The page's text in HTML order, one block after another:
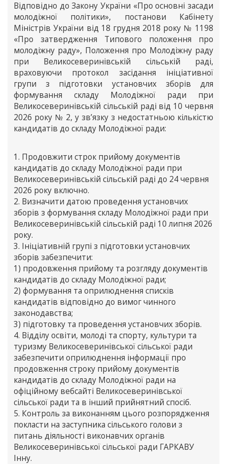
Відповідно до Закону України «Про основні засади
молодіжної політики», постанови Кабінету
Міністрів України від 18 грудня 2018 року № 1198
«Про затвердження Типового положення про
молодіжну раду», Положення про Молодіжну раду
при Великосеверинівській сільській раді,
враховуючи протокол засідання ініціативної
групи з підготовки установчих зборів для
формування складу Молодіжної ради при
Великосеверинівській сільській раді від 10 червня
2026 року № 2, у зв’язку з недостатньою кількістю
кандидатів до складу Молодіжної ради:
1. Продовжити строк прийому документів
кандидатів до складу Молодіжної ради при
Великосеверинівській сільській раді до 24 червня
2026 року включно.
2. Визначити датою проведення установчих
зборів з формування складу Молодіжної ради при
Великосеверинівській сільській раді 10 липня 2026
року.
3. Ініціативній групі з підготовки установчих
зборів забезпечити:
1) продовження прийому та розгляду документів
кандидатів до складу Молодіжної ради;
2) формування та оприлюднення списків
кандидатів відповідно до вимог чинного
законодавства;
3) підготовку та проведення установчих зборів.
4. Відділу освіти, молоді та спорту, культури та
туризму Великосеверинівської сільської ради
забезпечити оприлюднення інформації про
продовження строку прийому документів
кандидатів до складу Молодіжної ради на
офіційному вебсайті Великосеверинівської
сільської ради та в інший прийнятний спосіб.
5. Контроль за виконанням цього розпорядження
покласти на заступника сільського голови з
питань діяльності виконавчих органів
Великосеверинівської сільської ради ГАРКАВУ
Інну.